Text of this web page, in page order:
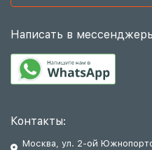
Написать в
Контакты:
Москва, ул. 2-ой